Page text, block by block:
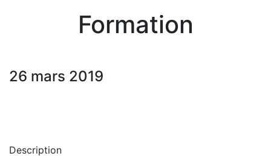
Formation
26 mars 2019
Description